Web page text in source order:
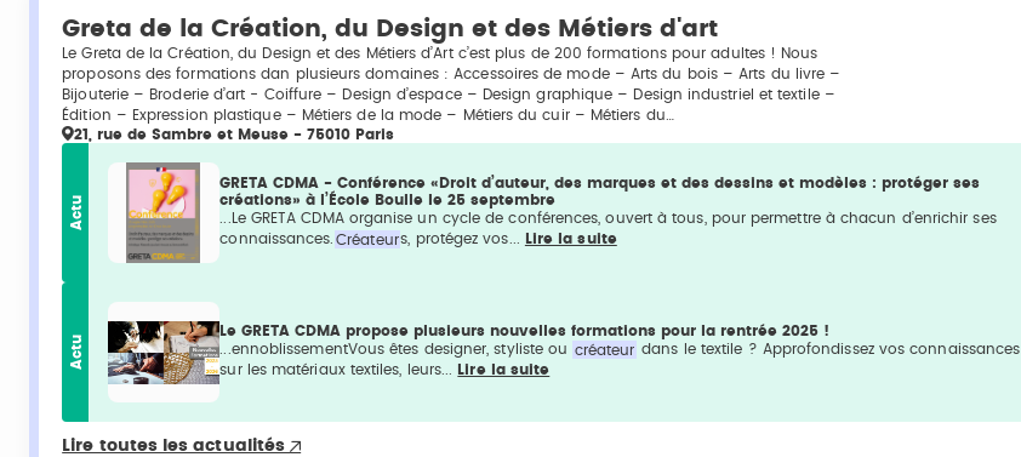
Greta de la Création, du Design et des Métiers d'art
Le Greta de la Création, du Design et des Métiers d’Art c’est plus de 200 formations pour adultes ! Nous
proposons des formations dan plusieurs domaines : Accessoires de mode – Arts du bois – Arts du livre –
Bijouterie – Broderie d’art - Coiffure – Design d’espace – Design graphique – Design industriel et textile –
Édition – Expression plastique – Métiers de la mode – Métiers du cuir – Métiers du…
21, rue de Sambre et Meuse - 75010 Paris
Actu
GRETA CDMA - Conférence «Droit d’auteur, des marques et des dessins et modèles : protéger ses
créations» à l’École Boulle le 25 septembre
...Le GRETA CDMA organise un cycle de conférences, ouvert à tous, pour permettre à chacun d’enrichir ses
connaissances. Créateurs, protégez vos... Lire la suite
Actu
Le GRETA CDMA propose plusieurs nouvelles formations pour la rentrée 2025 !
...ennoblissementVous êtes designer, styliste ou créateur dans le textile ? Approfondissez vos connaissances
sur les matériaux textiles, leurs...
Lire la suite
Lire toutes les actualités